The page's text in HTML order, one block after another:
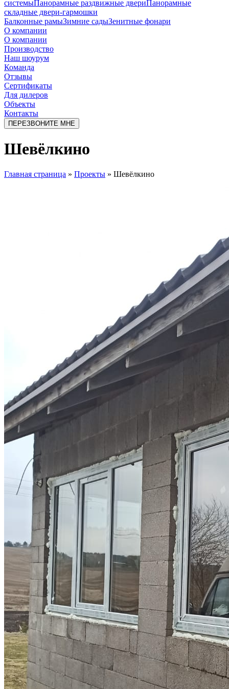
системыПанорамные раздвижные двериПанорамные
складные двери-гармошки
Балконные рамыЗимние садыЗенитные фонари
О компании
О компании
Производство
Наш шоурум
Команда
Отзывы
Сертификаты
Для дилеров
Объекты
Контакты
ПЕРЕЗВОНИТЕ МНЕ
Шевёлкино
Главная страница » Проекты » Шевёлкино